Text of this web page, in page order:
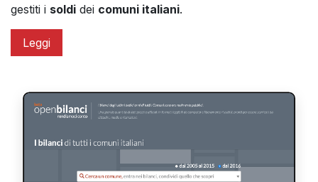
gestiti i soldi dei comuni italiani.
Leggi